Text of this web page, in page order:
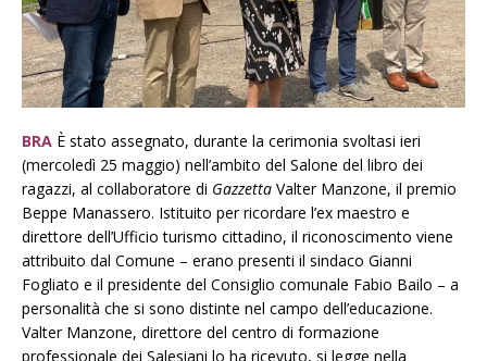
BRA È stato assegnato, durante la cerimonia svoltasi ieri
(mercoledì 25 maggio) nell’ambito del Salone del libro dei
ragazzi, al collaboratore di Gazzetta Valter Manzone, il premio
Beppe Manassero. Istituito per ricordare l’ex maestro e
direttore dell’Ufficio turismo cittadino, il riconoscimento viene
attribuito dal Comune – erano presenti il sindaco Gianni
Fogliato e il presidente del Consiglio comunale Fabio Bailo – a
personalità che si sono distinte nel campo dell’educazione.
Valter Manzone, direttore del centro di formazione
professionale dei Salesiani lo ha ricevuto, si legge nella